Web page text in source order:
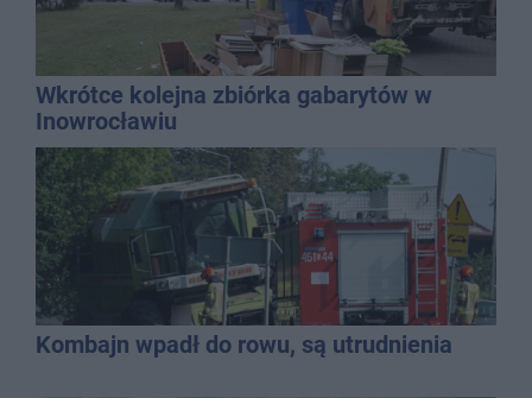
Wkrótce kolejna zbiórka gabarytów w
Inowrocławiu
Kombajn wpadł do rowu, są utrudnienia